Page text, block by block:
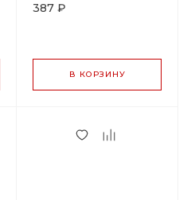
387 ₽
В КОРЗИНУ